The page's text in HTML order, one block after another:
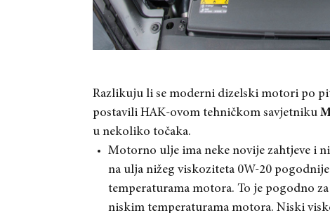
Razlikuju li se moderni dizelski motori po
postavili HAK-ovom tehničkom savjetniku
u nekoliko točaka.
Motorno ulje ima neke novije zahtjeve i
na ulja nižeg viskoziteta 0W-20
temperaturama motora. To je pogodno
niskim temperaturama motora. Niski